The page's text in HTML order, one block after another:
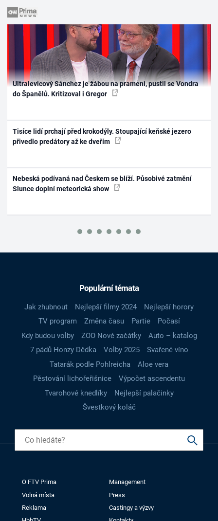
Ultralevicový Sánchez je žábou na prameni, pustil se Vondra
do Španělů. Kritizoval i Gregor
Tisíce lidí prchají před krokodýly. Stoupající keňské jezero
přivedlo predátory až ke dveřím
Nebeská podívaná nad Českem se blíží. Působivé zatmění
Slunce doplní meteorická show
Populární témata
Jak zhubnout Nejlepší filmy 2024
Nejlepší horory
TV program
Změna času Partie
Počasí
Kdy budou volby
ZOO Nové začátky
Auto – katalog
7 pádů Honzy Dědka
Volby 2025
Svařené víno
Tatarák podle Pohlreicha
Aloe vera
Pěstování lichořeřišnice
Výpočet ascendentu
Tvarohové knedlíky
Nejlepší palačinky
Švestkový koláč
O FTV Prima
Management
Volná místa
Press
Reklama
Castingy a výzvy